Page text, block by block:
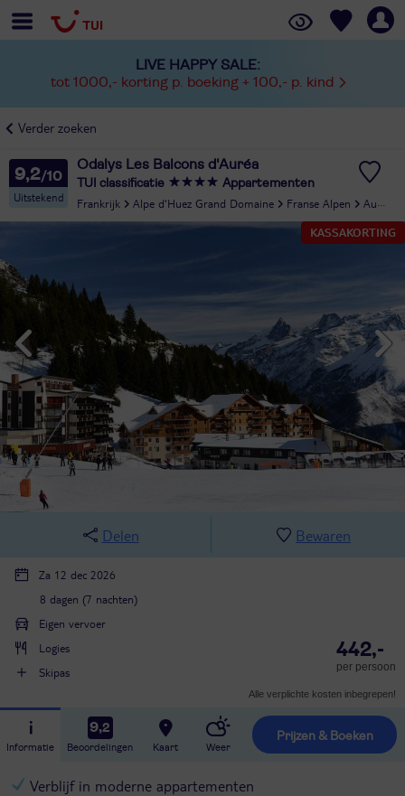
LIVE HAPPY SALE:
tot 1000,- korting p. boeking + 100,- p. kind
Verder zoeken
9,2
Uitstekend
Odalys Les Balcons d'Auréa
TUI classificatie Appartementen
Frankrijk Alpe d'Huez Grand Domaine Franse Alpen
Auris en Oisans
KASSAKORTING
Delen Bewaren
Za 12 dec 2026
8 dagen (7 nachten)
Eigen vervoer
Logies
Skipas
442,-
per persoon
Alle verplichte kosten inbegrepen!
Informatie
9,2
Beoordelingen Kaart Weer
Prijzen & Boeken
Verblijf in moderne appartementen